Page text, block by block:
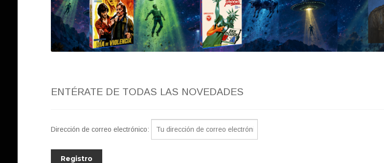
ENTÉRATE DE TODAS LAS NOVEDADES
Dirección de correo electrónico: